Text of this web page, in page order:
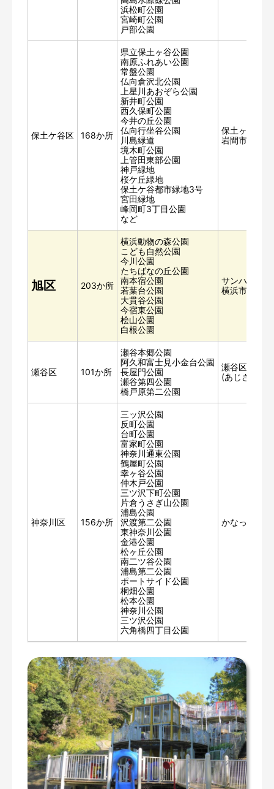
浜松町公園
宮崎町公園
戸部公園
保土ケ谷区 168か所
県立保土ヶ谷公園
南原ふれあい公園
常盤公園
仏向倉沢北公園
上星川あおぞら公園
新井町公園
西久保町公園
今井の丘公園
仏向行坐谷公園
川島緑道
境木町公園
上管田東部公園
神戸緑地
桜ケ丘緑地
保土ケ谷都市緑地3号
宮田緑地
峰岡町3丁目公園
など
保土ヶ谷公
岩間市民プ
旭区 203か所
横浜動物の森公園
こども自然公園
今川公園
たちばなの丘公園
南本宿公園
若葉台公園
大貫谷公園
今宿東公園
桧山公園
白根公園
サンハート
横浜市旭区
瀬谷区 101か所
瀬谷本郷公園
阿久和富士見小金台公園
長屋門公園
瀬谷第四公園
橋戸原第二公園
瀬谷区民文
(あじさいプ
神奈川区 156か所
三ッ沢公園
反町公園
台町公園
富家町公園
神奈川通東公園
鶴屋町公園
幸ヶ谷公園
仲木戸公園
三ツ沢下町公園
片倉うさぎ山公園
浦島公園
沢渡第二公園
東神奈川公園
金港公園
松ヶ丘公園
南二ツ谷公園
浦島第二公園
ポートサイド公園
桐畑公園
松本公園
神奈川公園
三ツ沢公園
六角橋四丁目公園
かなっくホ